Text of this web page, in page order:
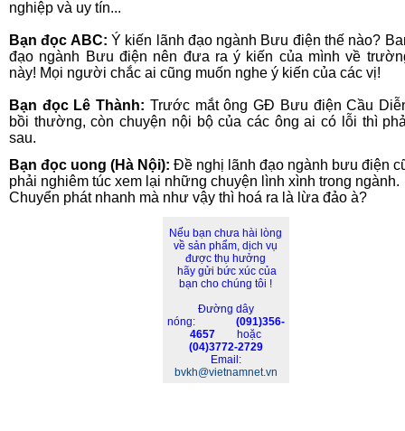
nghiệp và uy tín...
Bạn đọc ABC: Ý kiến lãnh đạo ngành Bưu điện thế nào?
đạo ngành Bưu điện nên đưa ra ý kiến của mình về
này! Mọi người chắc ai cũng muốn nghe ý kiến của các vị!
Bạn đọc Lê Thành: Trước mắt ông GĐ Bưu điện Cầu
bồi thường, còn chuyện nội bộ của các ông ai có lỗi thì
sau.
Bạn đọc uong (Hà Nội): Đề nghị lãnh đạo ngành bưu điện
phải nghiêm túc xem lại những chuyện lình xình trong ngành.
Chuyển phát nhanh mà như vậy thì hoá ra là lừa đảo à?
Nếu bạn chưa hài lòng
về sản phẩm, dịch vụ
được thụ hưởng
hãy gửi bức xúc của
bạn cho chúng tôi !
Đường dây
nóng:
(091)356-
4657
hoặc
(04)3772-2729
Email:
bvkh@vietnamnet.vn